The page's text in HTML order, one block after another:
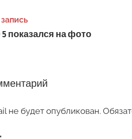
5 показался на фото
не будет опубликован.